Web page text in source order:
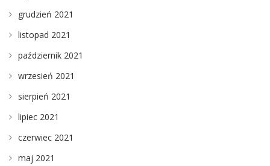
grudzień 2021
listopad 2021
październik 2021
wrzesień 2021
sierpień 2021
lipiec 2021
czerwiec 2021
maj 2021